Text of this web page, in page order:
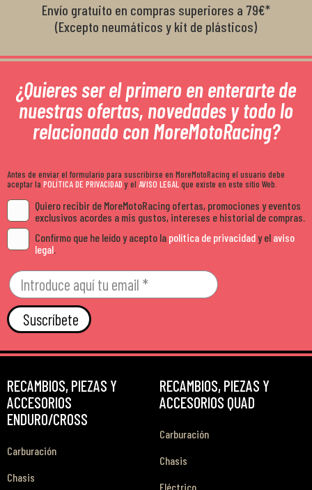
Envío gratuito en compras superiores a 79€*
(Excepto neumáticos y kit de plásticos)
¿Quieres ser el primero en enterarte de
nuestras ofertas, novedades y todo lo
relacionado con MoreMotoRacing?
Antes de enviar el formulario para suscribirse en MoreMotoRacing el usuario debe
aceptar la POLÍTICA DE PRIVACIDADy el AVISO LEGALque existe en este sitio Web.
Quiero recibir de MoreMotoRacing ofertas, promociones y eventos
exclusivos acordes a mis gustos, intereses e historial de compras.
Confirmo que he leído y acepto la política de privacidady el aviso
legal
Suscríbete
RECAMBIOS, PIEZAS Y
ACCESORIOS
ENDURO/CROSS
Carburación
Chasis
RECAMBIOS, PIEZAS Y
ACCESORIOS QUAD
Carburación
Chasis
Eléctrico